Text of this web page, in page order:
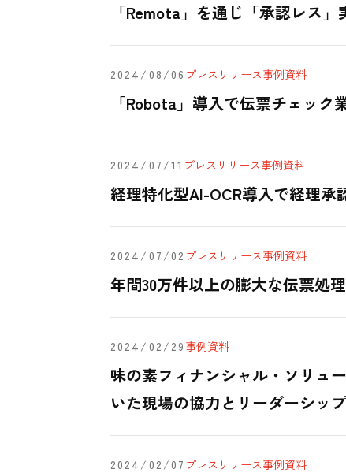
「Remota」を通じ「承認レス
2024/08/06 プレスリリース事例資料
「Robota」導入で伝票チェッ
2024/07/11 プレスリリース事例資料
経理特化型AI-OCR導入で経理
2024/07/02 プレスリリース事例資料
年間30万件以上の膨大な伝票処
2024/02/29 事例資料
味の素フィナンシャル・ソリュ
いた現場の協力とリーダーシッ
2024/02/07 プレスリリース事例資料